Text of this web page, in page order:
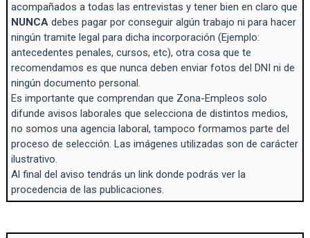
acompañados a todas las entrevistas y tener bien en claro que
NUNCA debes pagar por conseguir algún trabajo ni para hacer
ningún tramite legal para dicha incorporación (Ejemplo:
antecedentes penales, cursos, etc), otra cosa que te
recomendamos es que nunca deben enviar fotos del DNI ni de
ningún documento personal.
Es importante que comprendan que Zona-Empleos solo
difunde avisos laborales que selecciona de distintos medios,
no somos una agencia laboral, tampoco formamos parte del
proceso de selección. Las imágenes utilizadas son de carácter
ilustrativo.
Al final del aviso tendrás un link donde podrás ver la
procedencia de las publicaciones.